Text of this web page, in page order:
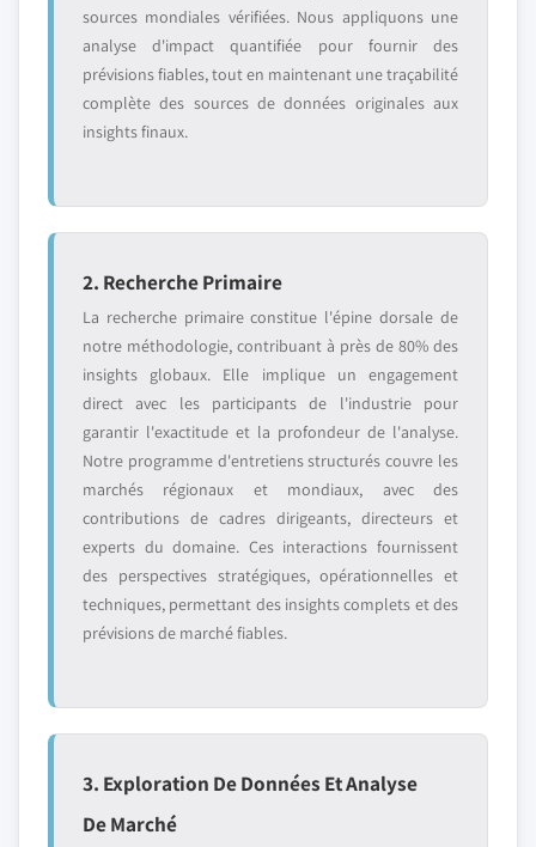
sources mondiales vérifiées. Nous appliquons une
analyse d'impact quantifiée pour fournir des
prévisions fiables, tout en maintenant une traçabilité
complète des sources de données originales aux
insights finaux.
2. Recherche Primaire
La recherche primaire constitue l'épine dorsale de
notre méthodologie, contribuant à près de 80% des
insights globaux. Elle implique un engagement
direct avec les participants de l'industrie pour
garantir l'exactitude et la profondeur de l'analyse.
Notre programme d'entretiens structurés couvre les
marchés régionaux et mondiaux, avec des
contributions de cadres dirigeants, directeurs et
experts du domaine. Ces interactions fournissent
des perspectives stratégiques, opérationnelles et
techniques, permettant des insights complets et des
prévisions de marché fiables.
3. Exploration De Données Et Analyse
De Marché